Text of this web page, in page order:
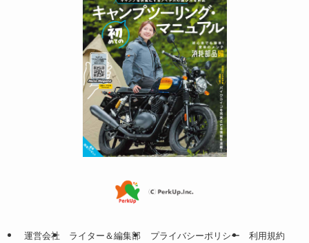
運営会社 ライター＆編集部 プライバシーポリシー 利用規約